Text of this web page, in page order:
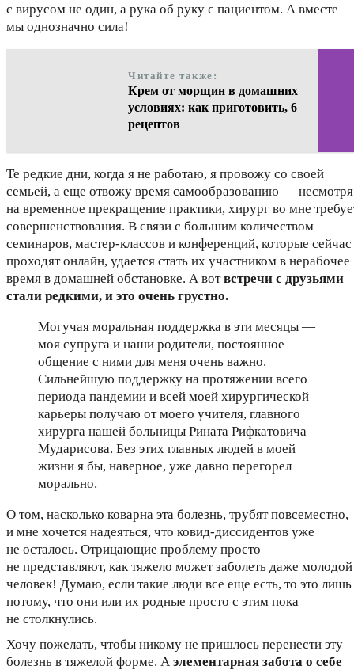
с вирусом не один, а рука об руку с пациентом. А вместе
мы однозначно сила!
Читайте также:
Крем от морщин в домашних
условиях: как приготовить, 6
рецептов
Те редкие дни, когда я не работаю, я провожу со своей
семьей, а еще отвожу время самообразованию — несмотря
на временное прекращение практики, хирург во мне
совершенствования. В связи с большим количеством
семинаров, мастер-классов и конференций, которые сейчас
проходят онлайн, удается стать их участником в нерабочее
время в домашней обстановке. А вотвстречи с друзьями
стали редкими, и это очень грустно.
Могучая моральная поддержка в эти месяцы —
моя супруга и наши родители, постоянное
общение с ними для меня очень важно.
Сильнейшую поддержку на протяжении всего
периода пандемии и всей моей хирургической
карьеры получаю от моего учителя, главного
хирурга нашей больницы Рината Рифкатовича
Мударисова. Без этих главных людей в моей
жизни я бы, наверное, уже давно перегорел
морально.
О том, насколько коварна эта болезнь, трубят повсеместно,
и мне хочется надеяться, что ковид-диссидентов уже
не осталось. Отрицающие проблему просто
не представляют, как тяжело может заболеть даже молодой
человек! Думаю, если такие люди все еще есть, то это лишь
потому, что они или их родные просто с этим пока
не столкнулись.
Хочу пожелать, чтобы никому не пришлось перенести эту
болезнь в тяжелой форме. А элементарная забота о себе